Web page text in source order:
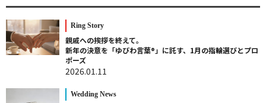
Ring Story
親戚への挨拶を終えて。
新年の決意を「ゆびわ言葉®」に託す、1月の指輪選びとプロ
ポーズ
2026.01.11
Wedding News